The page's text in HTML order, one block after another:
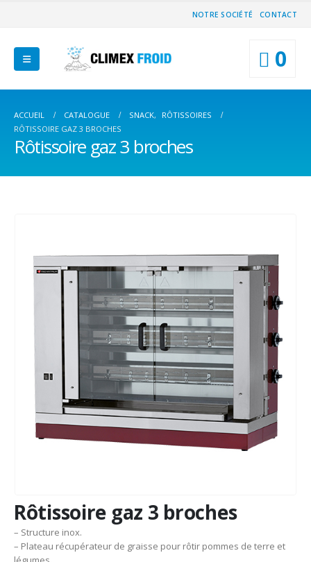
NOTRE SOCIÉTÉ CONTACT
0
ACCUEIL CATALOGUE SNACK,
RÔTISSOIRES
RÔTISSOIRE GAZ 3 BROCHES
Rôtissoire gaz 3 broches
Rôtissoire gaz 3 broches
– Structure inox.
– Plateau récupérateur de graisse pour rôtir pommes de terre et